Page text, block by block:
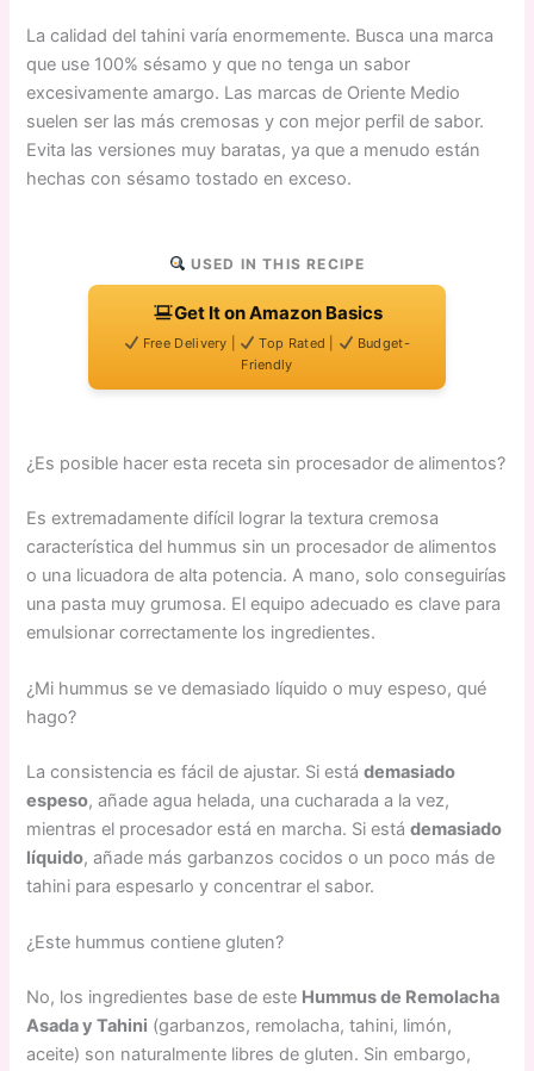
La calidad del tahini varía enormemente. Busca una marca
que use 100% sésamo y que no tenga un sabor
excesivamente amargo. Las marcas de Oriente Medio
suelen ser las más cremosas y con mejor perfil de sabor.
Evita las versiones muy baratas, ya que a menudo están
hechas con sésamo tostado en exceso.
USED IN THIS RECIPE
Get It on Amazon Basics
Free Delivery | Top Rated |
Budget-
Friendly
¿Es posible hacer esta receta sin procesador de alimentos?
Es extremadamente difícil lograr la textura cremosa
característica del hummus sin un procesador de alimentos
o una licuadora de alta potencia. A mano, solo conseguirías
una pasta muy grumosa. El equipo adecuado es clave para
emulsionar correctamente los ingredientes.
¿Mi hummus se ve demasiado líquido o muy espeso, qué
hago?
La consistencia es fácil de ajustar. Si estádemasiado
espeso, añade agua helada, una cucharada a la vez,
mientras el procesador está en marcha. Si estádemasiado
líquido, añade más garbanzos cocidos o un poco más de
tahini para espesarlo y concentrar el sabor.
¿Este hummus contiene gluten?
No, los ingredientes base de este Hummus de Remolacha
Asada y Tahini (garbanzos, remolacha, tahini, limón,
aceite) son naturalmente libres de gluten. Sin embargo,